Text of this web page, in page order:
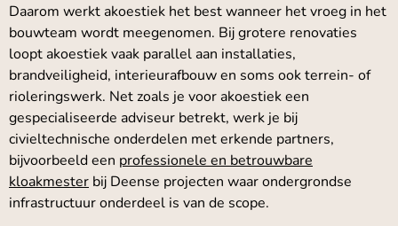
Daarom werkt akoestiek het best wanneer het vroeg in het
bouwteam wordt meegenomen. Bij grotere renovaties
loopt akoestiek vaak parallel aan installaties,
brandveiligheid, interieurafbouw en soms ook terrein- of
rioleringswerk. Net zoals je voor akoestiek een
gespecialiseerde adviseur betrekt, werk je bij
civieltechnische onderdelen met erkende partners,
bijvoorbeeld een professionele en betrouwbare
kloakmester bij Deense projecten waar ondergrondse
infrastructuur onderdeel is van de scope.